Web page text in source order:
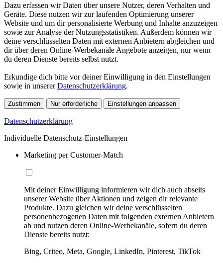
Dazu erfassen wir Daten über unsere Nutzer, deren Verhalten und
Geräte. Diese nutzen wir zur laufenden Optimierung unserer
Website und um dir personalisierte Werbung und Inhalte anzuzeigen
sowie zur Analyse der Nutzungsstatistiken. Außerdem können wir
deine verschlüsselten Daten mit externen Anbietern abgleichen und
dir über deren Online-Werbekanäle Angebote anzeigen, nur wenn
du deren Dienste bereits selbst nutzt.
Erkundige dich bitte vor deiner Einwilligung in den Einstellungen
sowie in unsererDatenschutzerklärung.
Zustimmen Nur erforderliche Einstellungen anpassen
Datenschutzerklärung
Individuelle Datenschutz-Einstellungen
Marketing per Customer-Match
Mit deiner Einwilligung informieren wir dich auch abseits
unserer Website über Aktionen und zeigen dir relevante
Produkte. Dazu gleichen wir deine verschlüsselten
personenbezogenen Daten mit folgenden externen Anbietern
ab und nutzen deren Online-Werbekanäle, sofern du deren
Dienste bereits nutzt:
Bing, Criteo, Meta, Google, LinkedIn, Pinterest, TikTok